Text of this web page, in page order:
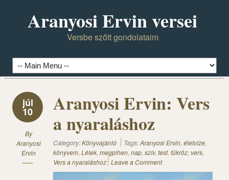
Aranyosi Ervin versei
Versbe szőtt gondolataim
júl
10
By
Aranyosi
Ervin
Aranyosi Ervin: Vers
a nyaraláshoz
Category:Könyvajánló Tags:Aranyosi Ervin, életvíze,
könyvem, Lélek, megpihen, nap, szív, test, tükröz, vers,
Vers a nyaraláshoz Leave a Comment